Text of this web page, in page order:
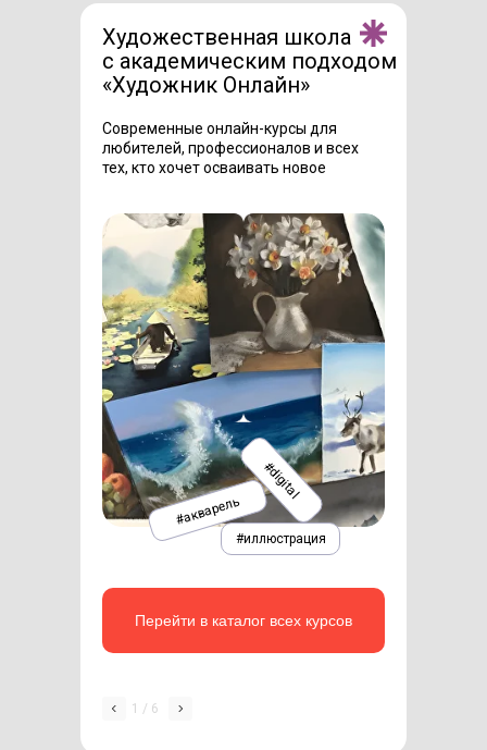
Современные онлайн-курсы для
любителей, профессионалов и всех
тех, кто хочет осваивать новое
1 / 6
Художественная школа
с академическим подходом
«Художник Онлайн»
#digital
Перейти в каталог всех курсов
#иллюстрация
#акварель